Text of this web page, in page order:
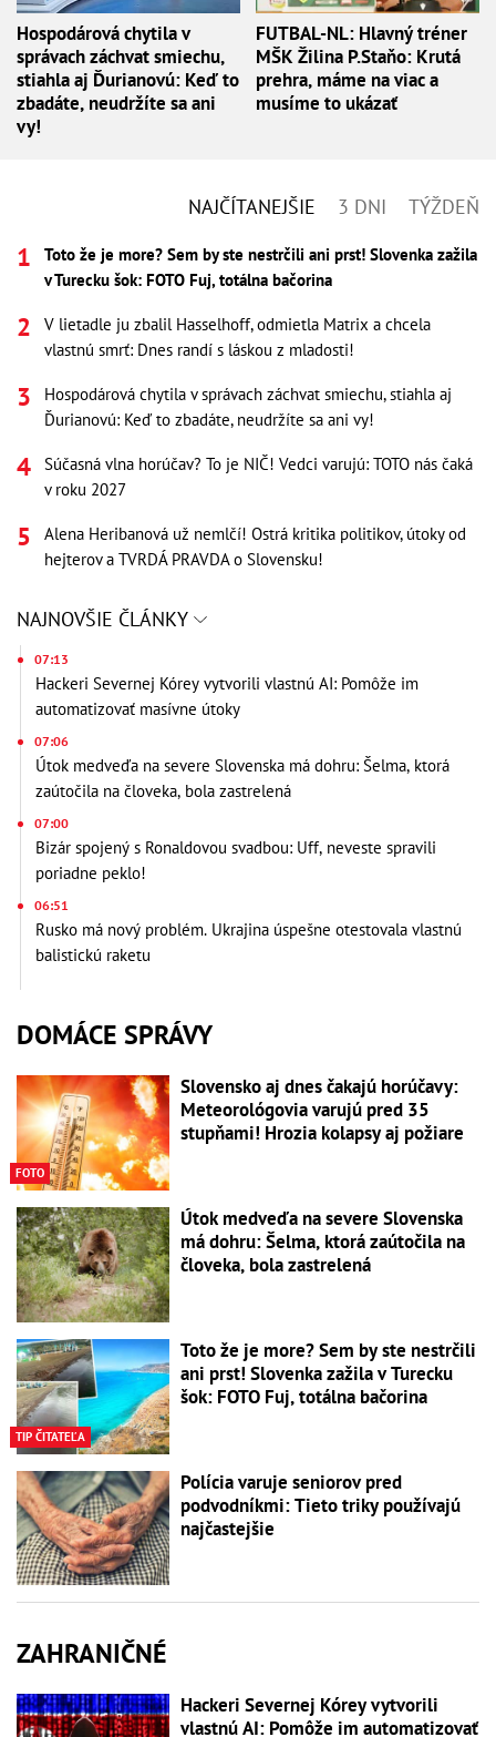
Hospodárová chytila v
správach záchvat smiechu,
stiahla aj Ďurianovú: Keď to
zbadáte, neudržíte sa ani
vy!
FUTBAL-NL: Hlavný tréner
MŠK Žilina P.Staňo: Krutá
prehra, máme na viac a
musíme to ukázať
NAJČÍTANEJŠIE 3 DNI TÝŽDEŇ
Toto že je more? Sem by ste nestrčili ani prst! Slovenka zažila
v Turecku šok: FOTO Fuj, totálna bačorina
V lietadle ju zbalil Hasselhoff, odmietla Matrix a chcela
vlastnú smrť: Dnes randí s láskou z mladosti!
Hospodárová chytila v správach záchvat smiechu, stiahla aj
Ďurianovú: Keď to zbadáte, neudržíte sa ani vy!
Súčasná vlna horúčav? To je NIČ! Vedci varujú: TOTO nás čaká
v roku 2027
Alena Heribanová už nemlčí! Ostrá kritika politikov, útoky od
hejterov a TVRDÁ PRAVDA o Slovensku!
NAJNOVŠIE ČLÁNKY
07:13
Hackeri Severnej Kórey vytvorili vlastnú AI: Pomôže im
automatizovať masívne útoky
07:06
Útok medveďa na severe Slovenska má dohru: Šelma, ktorá
zaútočila na človeka, bola zastrelená
07:00
Bizár spojený s Ronaldovou svadbou: Uff, neveste spravili
poriadne peklo!
06:51
Rusko má nový problém. Ukrajina úspešne otestovala vlastnú
balistickú raketu
DOMÁCE SPRÁVY
FOTO
Slovensko aj dnes čakajú horúčavy:
Meteorológovia varujú pred 35
stupňami! Hrozia kolapsy aj požiare
Útok medveďa na severe Slovenska
má dohru: Šelma, ktorá zaútočila na
človeka, bola zastrelená
TIP ČITATEĽA
Toto že je more? Sem by ste nestrčili
ani prst! Slovenka zažila v Turecku
šok: FOTO Fuj, totálna bačorina
Polícia varuje seniorov pred
podvodníkmi: Tieto triky používajú
najčastejšie
ZAHRANIČNÉ
Hackeri Severnej Kórey vytvorili
vlastnú AI: Pomôže im automatizovať